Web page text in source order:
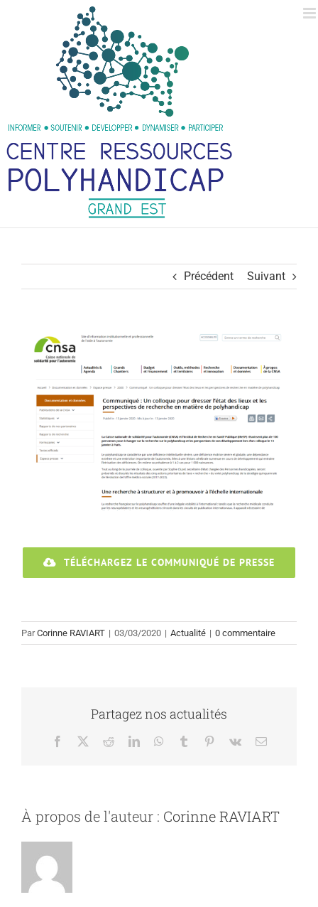
Précédent Suivant
Voir
l'image
TÉLÉCHARGEZ LE COMMUNIQUÉ DE PRESSE
ParCorinne RAVIART | 03/03/2020 | Actualité | 0 commentaire
Partagez nos actualités
Facebook RedditLinkedInWhatsApp
Tumblr Pinterest
Vk Email
À propos de l'auteur : Corinne RAVIART